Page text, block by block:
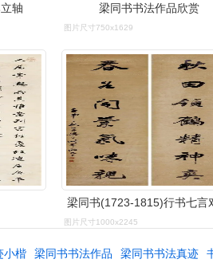
轴 梁同书书法作品欣赏
图片尺寸750x1629
梁同书(1723-1815)行书七言
图片尺寸1000x2245
小楷 梁同书书法作品 梁同书书法真迹